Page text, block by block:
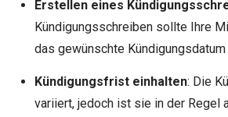
Erstellen eines
Kündigungsschreiben sollte Ihre
das gewünschte Kündigungsdatum
Kündigungsfrist einhalten: Die
variiert, jedoch ist sie in der Regel